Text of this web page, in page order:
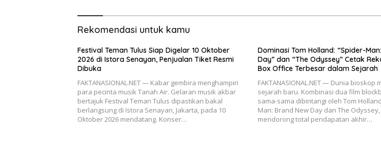
Rekomendasi untuk kamu
Festival Teman Tulus Siap Digelar 10 Oktober
2026 di Istora Senayan, Penjualan Tiket Resmi
Dibuka
FAKTANASIONAL.NET — Kabar gembira menghampiri
para pecinta musik Tanah Air. Gelaran musik akbar
bertajuk Festival Teman Tulus dipastikan bakal
berlangsung di Istora Senayan, Jakarta, pada 10
Oktober 2026 mendatang. Konser…
Dominasi Tom Holland: “Spider-
Day” dan “The Odyssey” Cetak
Box Office Terbesar dalam Sejarah
FAKTANASIONAL.NET — Dunia bioskop
sejarah baru. Kombinasi dua film
sama-sama dibintangi oleh Tom
Man: Brand New Day dan The
mendorong total pendapatan akhir…